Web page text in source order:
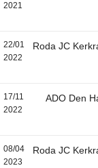
2021
22/01
2022
Roda JC
17/11
2022
ADO Den
08/04
2023
Roda JC